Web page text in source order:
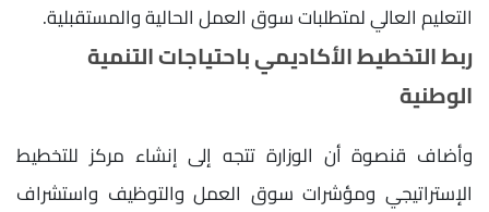
التعليم العالي لمتطلبات سوق العمل الحالية والمستقبلية.
ربط التخطيط الأكاديمي باحتياجات التنمية
الوطنية
وأضاف قنصوة أن الوزارة تتجه إلى إنشاء مركز للتخطيط
الإستراتيجي ومؤشرات سوق العمل والتوظيف واستشراف